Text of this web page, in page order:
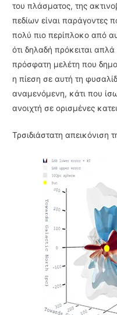
του πλάσματος, της
πεδίων είναι παράγοντες
πολύ πιο περίπλοκο από
ότι δηλαδή πρόκειται
πρόσφατη μελέτη που
η πίεση σε αυτή τη
αναμενόμενη, κάτι που
ανοιχτή σε ορισμένες
Τρσιδιάστατη απεικόνιση